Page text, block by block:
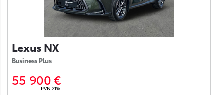
Lexus NX
Business Plus
55 900 €
PVN 21%